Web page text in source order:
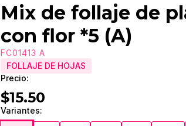
Mix de follaje de
con flor *5 (A)
FC01413 A
FOLLAJE DE HOJAS
Precio:
$15.50
Variantes: